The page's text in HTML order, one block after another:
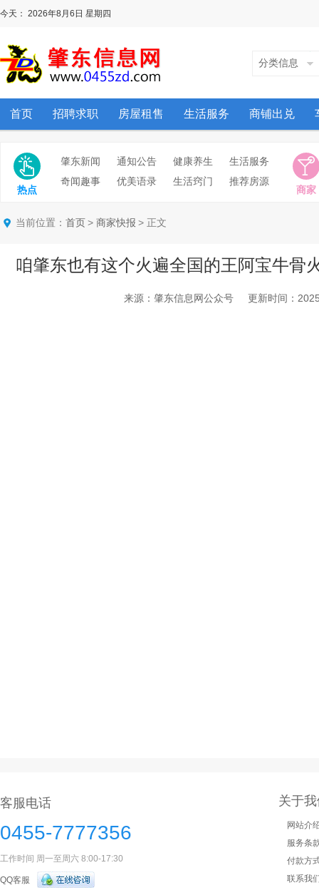
今天： 2026年8月6日 星期四
分类信息
首页 招聘求职 房屋租售 生活服务 商铺出兑
肇东新闻 通知公告 健康养生
生活服务
奇闻趣事
优美语录 生活窍门 推荐房源
热点 商家
当前位置： 首页 > 商家快报 > 正文
咱肇东也有这个火遍全国的王阿宝牛骨
来源：肇东信息网公众号 更新时间：
客服电话
0455-7777356
工作时间 周一至周六 8:00-17:30
QQ客服
关于
网站介
服务条
付款方
联系我